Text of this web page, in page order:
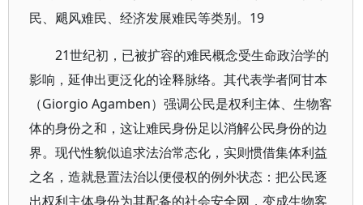
民、飓风难民、经济发展难民等类别。19
21世纪初，已被扩容的难民概念受生命政治学的
影响，延伸出更泛化的诠释脉络。其代表学者阿甘本
（Giorgio Agamben）强调公民是权利主体、生物客
体的身份之和，这让难民身份足以消解公民身份的边
界。现代性貌似追求法治常态化，实则惯借集体利益
之名，造就悬置法治以便侵权的例外状态：把公民逐
出权利主体身份为其配备的社会安全网，变成生物客